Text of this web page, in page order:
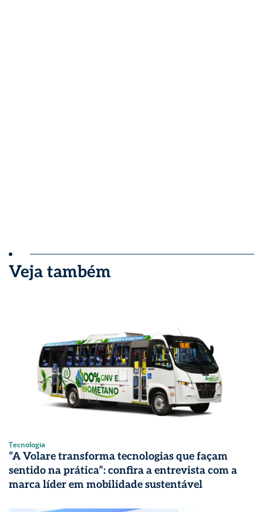
Veja também
Tecnologia
“A Volare transforma tecnologias que façam
sentido na prática”: confira a entrevista com a
marca líder em mobilidade sustentável